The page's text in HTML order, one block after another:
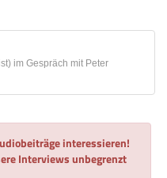
im Gespräch mit Peter
interessieren!
Interviews unbegrenzt